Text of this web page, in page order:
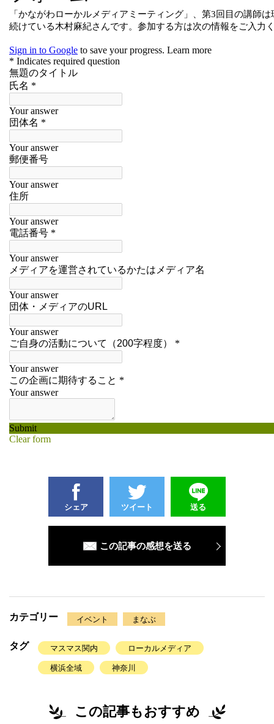
シェア ツイート 送る
この記事の感想を送る
カテゴリー イベント まなぶ
タグ マスマス関内 ローカルメディア
横浜全域 神奈川
この記事もおすすめ